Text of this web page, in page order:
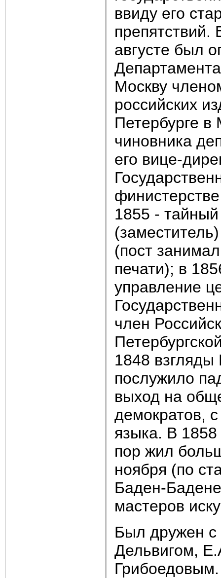
ввиду его
препятствий.
августе был
Москву
российских
Петербурге в
чиновника
его вице-
1855 -
(пост
печати); в
управление
член
1848
послужило
выход на
демократов,
языка. В 1858
пор жил
ноября (по
Баден-
мастеров
Был дружен
Дельвигом,
Грибоедовым.